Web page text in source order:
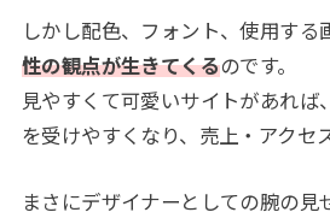
しかし配色、フォント、使用する
性の観点が生きてくるのです。
見やすくて可愛いサイトがあれ
を受けやすくなり、売上・アクセ
まさにデザイナーとしての腕の